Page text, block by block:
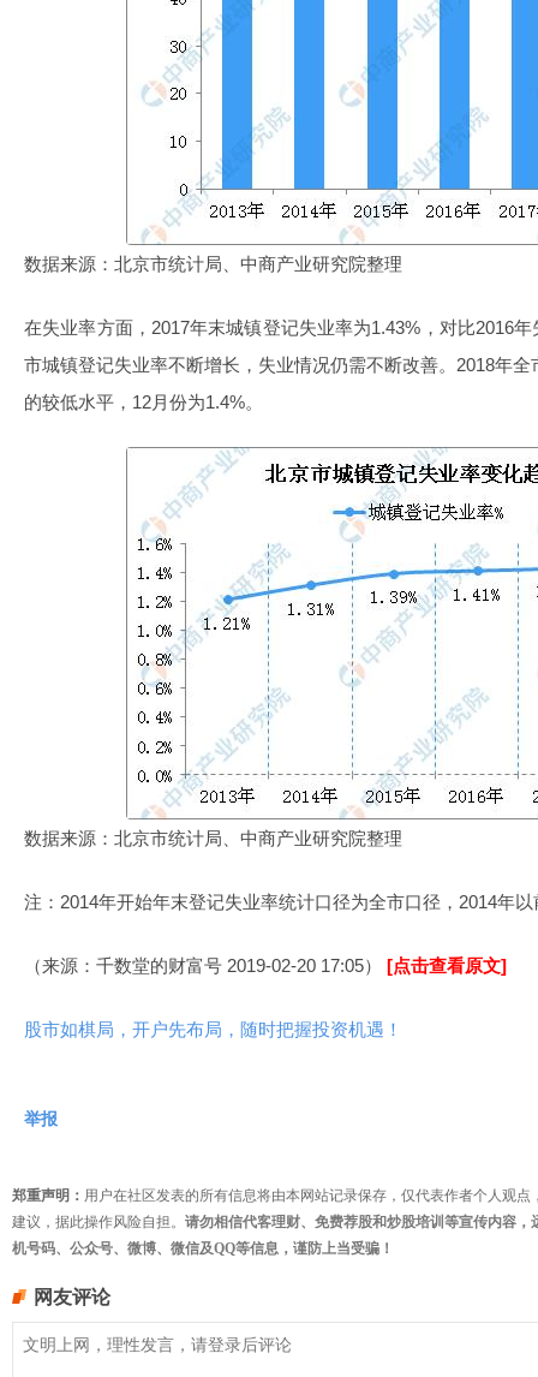
数据来源：北京市统计局、中商产业研究院整理
在失业率方面，2017年末城镇登记失业率为1.43%，对比2016
市城镇登记失业率不断增长，失业情况仍需不断改善。2018年
的较低水平，12月份为1.4%。
数据来源：北京市统计局、中商产业研究院整理
注：2014年开始年末登记失业率统计口径为全市口径，2014年
（来源：千数堂的财富号 2019-02-20 17:05） [点击查看原文]
股市如棋局，开户先布局，随时把握投资机遇！
举报
郑重声明： 用户在社区发表的所有信息将由本网站记录保存，仅代表作者个人观
建议，据此操作风险自担。 请勿相信代客理财、免费荐股和炒股培训等宣传内容
机号码、公众号、微博、微信及QQ等信息，谨防上当受骗！
网友评论